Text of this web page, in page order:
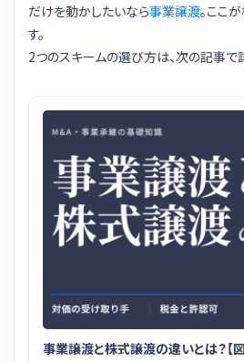
だけを動かしたいなら事業譲渡。ここ
す。
2つのスキームの選び方は、次の記事で
事業譲渡と株式譲渡の違いとは？【